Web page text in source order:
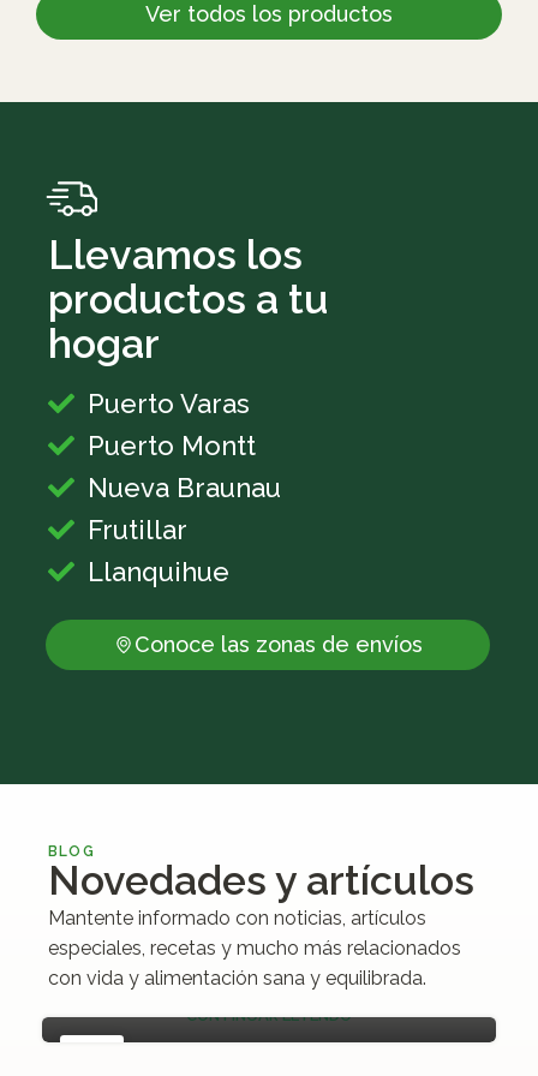
Ver todos los productos
Llevamos los
productos a tu
hogar
Puerto Varas
Puerto Montt
Nueva Braunau
Frutillar
Llanquihue
Conoce las zonas de envíos
BLOG
Novedades y artículos
Mantente informado con noticias, artículos
especiales, recetas y mucho más relacionados
con vida y alimentación sana y equilibrada.
Descubriendo las variedades
de paltas en Chile: Guía para
compradores conscientes
Las paltas han ganado popularidad en todo
el mundo, y en C...
CONTINUAR LEYENDO